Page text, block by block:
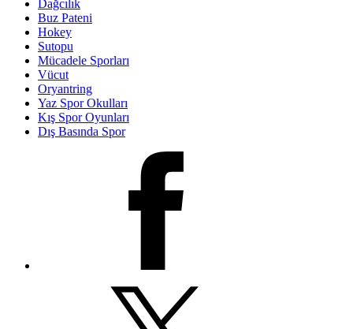
Dağcılık
Buz Pateni
Hokey
Sutopu
Mücadele Sporları
Vücut
Oryantring
Yaz Spor Okulları
Kış Spor Oyunları
Dış Basında Spor